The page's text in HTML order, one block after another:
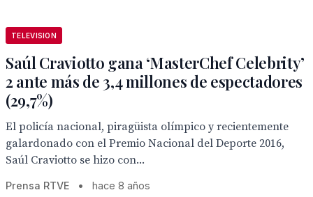
TELEVISION
Saúl Craviotto gana ‘MasterChef Celebrity’
2 ante más de 3,4 millones de espectadores
(29,7%)
El policía nacional, piragüista olímpico y recientemente
galardonado con el Premio Nacional del Deporte 2016,
Saúl Craviotto se hizo con...
Prensa RTVE • hace 8 años